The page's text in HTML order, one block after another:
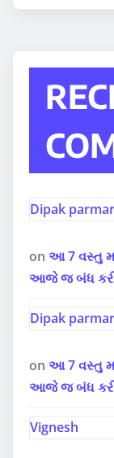
Dipak parmar
on આ 7 વસ્તુ
આજે જ બંધ કરી
Dipak parmar
on આ 7 વસ્તુ
આજે જ બંધ કરી
Vignesh